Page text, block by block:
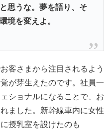
思うな。夢を語り、そ
境を変えよ。
客さまから注目されるよう
が芽生えたのです。社員一
ショナルになることで、お
ました。新幹線車内に女性
授乳室を設けたのも